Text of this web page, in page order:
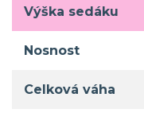
Výška sedáku
Nosnost
Celková váha